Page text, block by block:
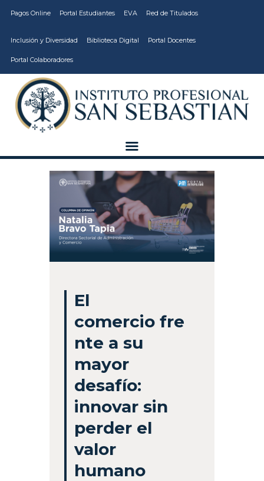
Pagos Online Portal Estudiantes EVA Red de Titulados
Inclusión y Diversidad Biblioteca Digital Portal Docentes
Portal Colaboradores
CARRERAS
VIDA ESTUDIANTIL
INSTITUCIÓN
VCM
EDUCACIÓN
CONTINUA
El
comercio fre
nte a su
mayor
desafío:
innovar sin
perder el
valor
humano